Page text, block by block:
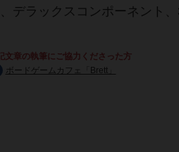
デラックスコンポーネント
文章の執筆にご協力くださった方
ボードゲームカフェ「Brett」